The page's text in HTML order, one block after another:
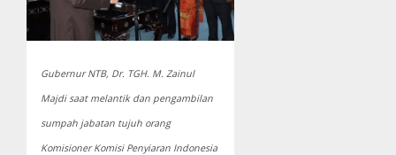
Gubernur NTB, Dr. TGH. M. Zainul
Majdi saat melantik dan pengambilan
sumpah jabatan tujuh orang
Komisioner Komisi Penyiaran Indonesia